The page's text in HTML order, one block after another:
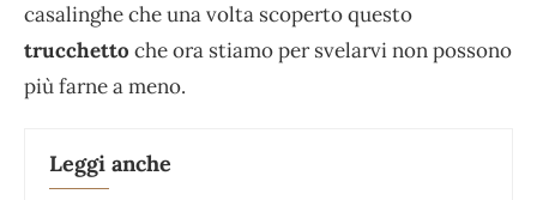
casalinghe che una volta scoperto questo
trucchetto che ora stiamo per svelarvi non possono
più farne a meno.
Leggi anche